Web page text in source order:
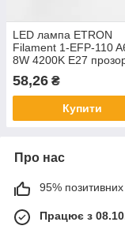
LED лампа ETRON
Filament 1-EFP-110
8W 4200K E27
58,26 ₴
Купити
Про нас
95% позитивних
Працює з